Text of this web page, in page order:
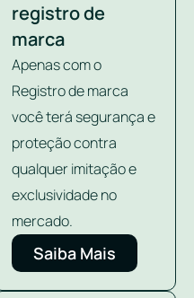
registro de
marca
Apenas com o
Registro de marca
você terá segurança e
proteção contra
qualquer imitação e
exclusividade no
mercado.
Saiba Mais